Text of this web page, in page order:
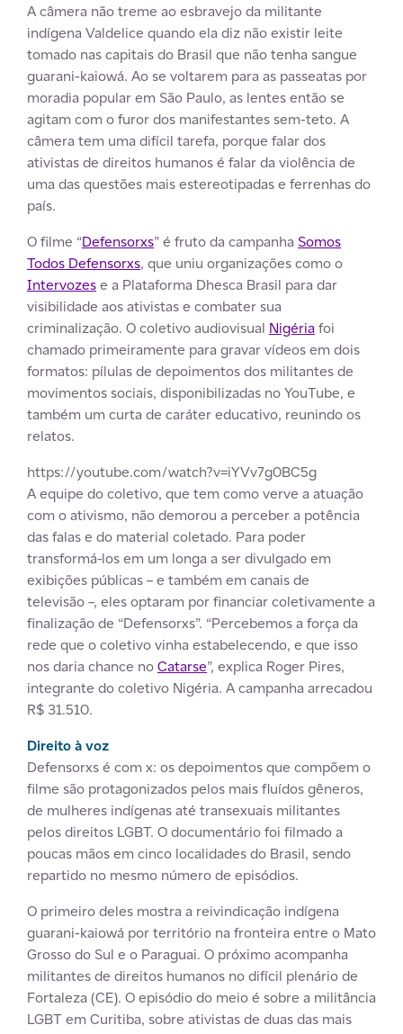
A câmera não treme ao esbravejo da militante
indígena Valdelice quando ela diz não existir leite
tomado nas capitais do Brasil que não tenha sangue
guarani-kaiowá. Ao se voltarem para as passeatas por
moradia popular em São Paulo, as lentes então se
agitam com o furor dos manifestantes sem-teto. A
câmera tem uma difícil tarefa, porque falar dos
ativistas de direitos humanos é falar da violência de
uma das questões mais estereotipadas e ferrenhas do
país.
O filme “Defensorxs” é fruto da campanha Somos
Todos Defensorxs, que uniu organizações como o
Intervozese a Plataforma Dhesca Brasil para dar
visibilidade aos ativistas e combater sua
criminalização. O coletivo audiovisual Nigériafoi
chamado primeiramente para gravar vídeos em dois
formatos: pílulas de depoimentos dos militantes de
movimentos sociais, disponibilizadas no YouTube, e
também um curta de caráter educativo, reunindo os
relatos.
https://youtube.com/watch?v=iYVv7g0BC5g
A equipe do coletivo, que tem como verve a atuação
com o ativismo, não demorou a perceber a potência
das falas e do material coletado. Para poder
transformá-los em um longa a ser divulgado em
exibições públicas – e também em canais de
televisão–, eles optaram por financiar coletivamente a
finalização de “Defensorxs”. “Percebemos a força da
rede que o coletivo vinha estabelecendo, e que isso
nos daria chance noCatarse”, explica Roger Pires,
integrante do coletivo Nigéria. A campanha arrecadou
R$ 31.510.
Direito à voz
Defensorxs é com x: os depoimentos que compõem o
filme são protagonizados pelos mais fluídos gêneros,
de mulheres indígenas até transexuais militantes
pelos direitos LGBT. O documentário foi filmado a
poucas mãos em cinco localidades do Brasil, sendo
repartido no mesmo número de episódios.
O primeiro deles mostra a reivindicação indígena
guarani-kaiowá por território na fronteira entre o Mato
Grosso do Sul e o Paraguai. O próximo acompanha
militantes de direitos humanos no difícil plenário de
Fortaleza (CE). O episódio do meio é sobre a militância
LGBT em Curitiba, sobre ativistas de duas das mais